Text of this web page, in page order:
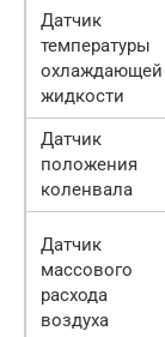
Датчик
температуры
охлаждающей
жидкости
Датчик
положения
коленвала
Датчик
массового
расхода
воздуха